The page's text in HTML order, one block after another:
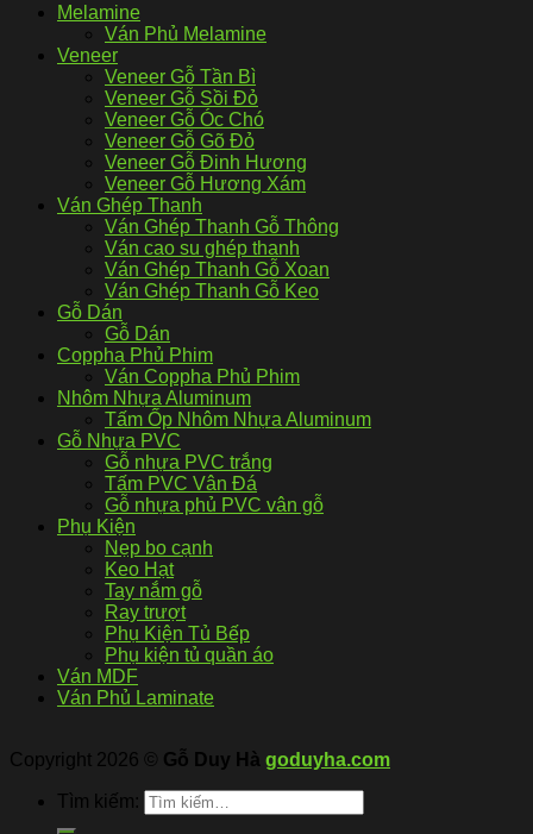
Melamine
Ván Phủ Melamine
Veneer
Veneer Gỗ Tần Bì
Veneer Gỗ Sồi Đỏ
Veneer Gỗ Óc Chó
Veneer Gỗ Gõ Đỏ
Veneer Gỗ Đinh Hương
Veneer Gỗ Hương Xám
Ván Ghép Thanh
Ván Ghép Thanh Gỗ Thông
Ván cao su ghép thanh
Ván Ghép Thanh Gỗ Xoan
Ván Ghép Thanh Gỗ Keo
Gỗ Dán
Gỗ Dán
Coppha Phủ Phim
Ván Coppha Phủ Phim
Nhôm Nhựa Aluminum
Tấm Ốp Nhôm Nhựa Aluminum
Gỗ Nhựa PVC
Gỗ nhựa PVC trắng
Tấm PVC Vân Đá
Gỗ nhựa phủ PVC vân gỗ
Phụ Kiện
Nẹp bo cạnh
Keo Hạt
Tay nắm gỗ
Ray trượt
Phụ Kiện Tủ Bếp
Phụ kiện tủ quần áo
Ván MDF
Ván Phủ Laminate
Copyright 2026 © Gỗ Duy Hà goduyha.com
Tìm kiếm: